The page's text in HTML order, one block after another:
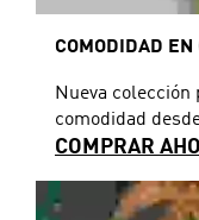
COMODIDAD
Nueva colección
comodidad
COMPRAR